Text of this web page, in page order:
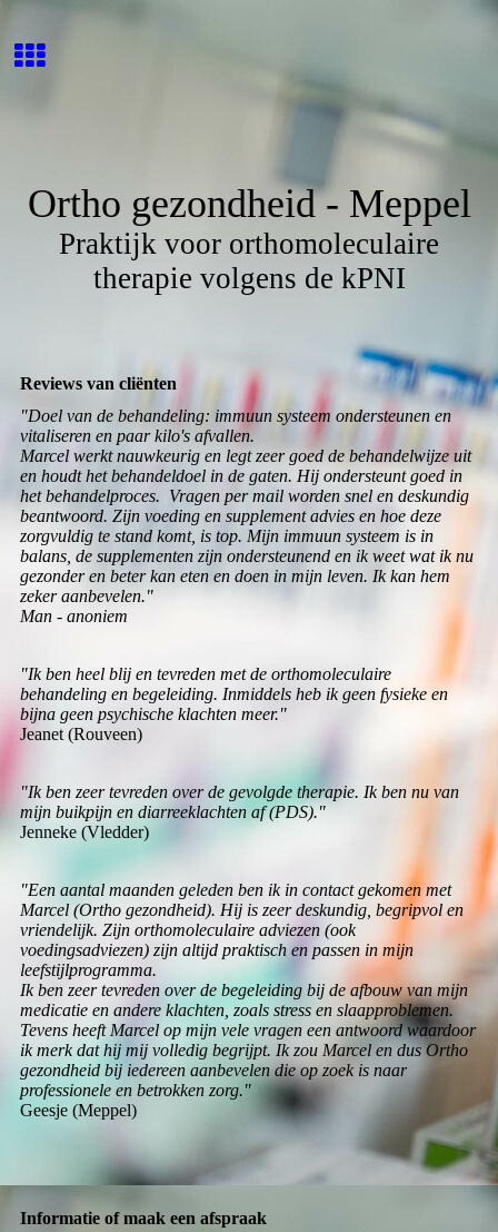
Ortho gezondheid - Meppel
Praktijk voor orthomoleculaire
therapie volgens de kPNI
Reviews van cliënten
"Doel van de behandeling: immuun systeem ondersteunen en
vitaliseren en paar kilo's afvallen.
Marcel werkt nauwkeurig en legt zeer goed de behandelwijze uit
en houdt het behandeldoel in de gaten. Hij ondersteunt goed in
het behandelproces. Vragen per mail worden snel en deskundig
beantwoord. Zijn voeding en supplement advies en hoe deze
zorgvuldig te stand komt, is top. Mijn immuun systeem is in
balans, de supplementen zijn ondersteunend en ik weet wat ik nu
gezonder en beter kan eten en doen in mijn leven. Ik kan hem
zeker aanbevelen."
Man - anoniem
"Ik ben heel blij en tevreden met de orthomoleculaire
behandeling en begeleiding. Inmiddels heb ik geen fysieke en
bijna geen psychische klachten meer."
Jeanet (Rouveen)
"Ik ben zeer tevreden over de gevolgde therapie. Ik ben nu van
mijn buikpijn en diarreeklachten af (PDS)."
Jenneke (Vledder)
"Een aantal maanden geleden ben ik in contact gekomen met
Marcel (Ortho gezondheid). Hij is zeer deskundig, begripvol en
vriendelijk. Zijn orthomoleculaire adviezen (ook
voedingsadviezen) zijn altijd praktisch en passen in mijn
leefstijlprogramma.
Ik ben zeer tevreden over de begeleiding bij de afbouw van mijn
medicatie en andere klachten, zoals stress en slaapproblemen.
Tevens heeft Marcel op mijn vele vragen een antwoord waardoor
ik merk dat hij mij volledig begrijpt. Ik zou Marcel en dus Ortho
gezondheid bij iedereen aanbevelen die op zoek is naar
professionele en betrokken zorg."
Geesje (Meppel)
Informatie of maak een afspraak